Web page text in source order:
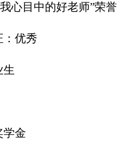
心目中的好老师”荣誉
：优秀
生
学金